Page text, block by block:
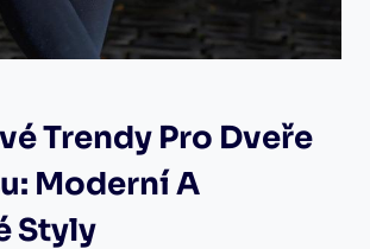
Trendy Pro Dveře
Moderní A
Styly